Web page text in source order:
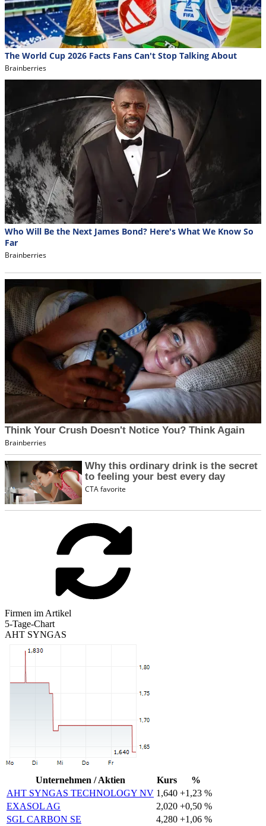
Firmen im Artikel
5-Tage-Chart
AHT SYNGAS
Unternehmen / Aktien Kurs
%
AHT SYNGAS TECHNOLOGY NV 1,640 +1,23 %
EXASOL AG
2,020 +0,50 %
SGL CARBON SE
4,280 +1,06 %